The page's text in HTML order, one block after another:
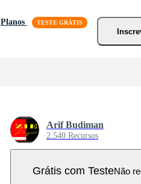
Planos
Arif Budiman
2.540 Recursos
Grátis com TesteNão